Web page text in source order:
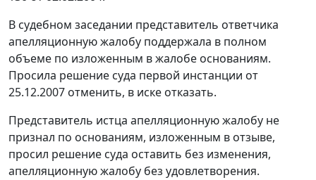
В судебном заседании представитель ответчика
апелляционную жалобу поддержала в полном
объеме по изложенным в жалобе основаниям.
Просила решение суда первой инстанции от
25.12.2007 отменить, в иске отказать.
Представитель истца апелляционную жалобу не
признал по основаниям, изложенным в отзыве,
просил решение суда оставить без изменения,
апелляционную жалобу без удовлетворения.